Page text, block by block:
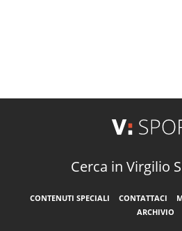
Cerca in Virgilio
CONTENUTI SPECIALI CONTATTACI
ARCHIVIO